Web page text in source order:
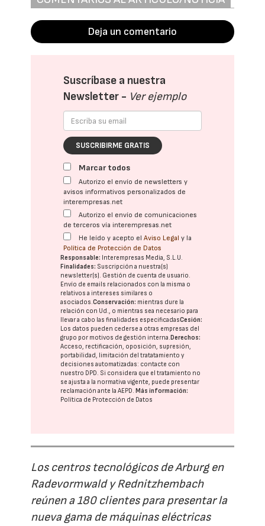
Deja un comentario
Suscríbase a nuestra
Newsletter - Ver ejemplo
SUSCRIBIRME GRATIS
Marcar todos
Autorizo el envío de newsletters y
avisos informativos personalizados de
interempresas.net
Autorizo el envío de comunicaciones
de terceros vía interempresas.net
He leído y acepto elAviso Legal y la
Política de Protección de Datos
Responsable: Interempresas Media, S.L.U.
Finalidades: Suscripción a nuestra(s)
newsletter(s). Gestión de cuenta de usuario.
Envío de emails relacionados con la misma o
relativos a intereses similares o
asociados.Conservación: mientras dure la
relación con Ud., o mientras sea necesario para
llevar a cabo las finalidades especificadasCesión:
Los datos pueden cederse a otras empresas del
grupo por motivos de gestión interna. Derechos:
Acceso, rectificación, oposición, supresión,
portabilidad, limitación del tratatamiento y
decisiones automatizadas: contacte con
nuestro DPD. Si considera que el tratamiento no
se ajusta a la normativa vigente, puede presentar
reclamación ante laAEPD. Más información:
Política de Protección de Datos
Los centros tecnológicos de Arburg en
Radevormwald y Rednitzhembach
reúnen a 180 clientes para presentar la
nueva gama de máquinas eléctricas